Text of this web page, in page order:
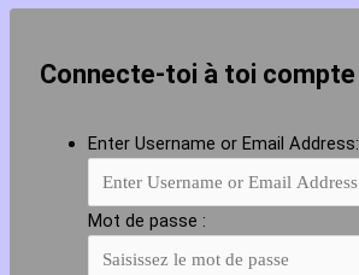
Connecte-toi à toi compte
Enter Username or Email Address:
Mot de passe :